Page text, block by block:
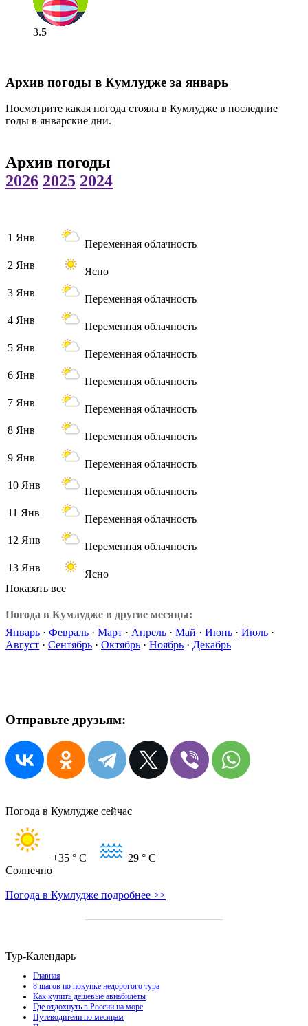
3.5
Архив погоды в Кумлудже за январь
Посмотрите какая погода стояла в Кумлудже в последние
годы в январские дни.
Архив погоды
2026 2025 2024
1 Янв
Переменная облачность
2 Янв
Ясно
3 Янв
Переменная облачность
4 Янв
Переменная облачность
5 Янв
Переменная облачность
6 Янв
Переменная облачность
7 Янв
Переменная облачность
8 Янв
Переменная облачность
9 Янв
Переменная облачность
10 Янв
Переменная облачность
11 Янв
Переменная облачность
12 Янв
Переменная облачность
13 Янв
Ясно
Показать все
Погода в Кумлудже в другие месяцы:
Январь · Февраль · Март · Апрель · Май · Июнь · Июль ·
Август · Сентябрь · Октябрь · Ноябрь · Декабрь
Отправьте друзьям:
Погода в Кумлудже сейчас
+35 ° C 29 ° C
Солнечно
Погода в Кумлудже подробнее >>
Тур-Календарь
Главная
8 шагов по покупке недорогого тура
Как купить дешевые авиабилеты
Где отдохнуть в России на море
Путеводители по месяцам